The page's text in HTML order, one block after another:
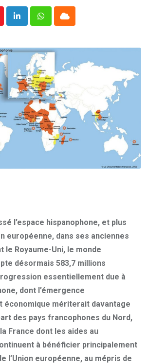
LinkedInWhatsappCloud
l’espace hispanophone, et plus
européenne, dans ses anciennes
Royaume-Uni, le monde
désormais 583,7 millions
essentiellement due à
dont l’émergence
économique mériterait davantage
des pays francophones du Nord,
France dont les aides au
à bénéficier principalement
l’Union européenne, au mépris de